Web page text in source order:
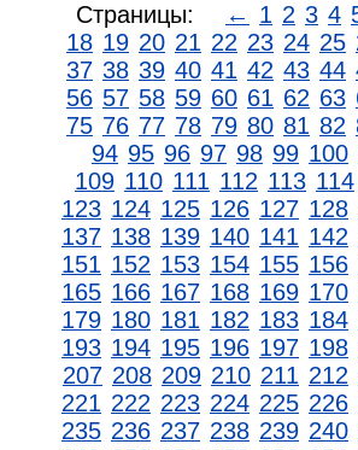
Страницы: ← 1 2 3 4
18 19 20 21 22 23 24 25
37 38 39 40 41 42 43 44
56 57 58 59 60 61 62 63
75 76 77 78 79 80 81 82
94 95 96 97 98 99 100
109 110 111 112 113 114
123 124 125 126 127 128
137 138 139 140 141 142
151 152 153 154 155 156
165 166 167 168 169 170
179 180 181 182 183 184
193 194 195 196 197 198
207 208 209 210 211 212
221 222 223 224 225 226
235 236 237 238 239 240